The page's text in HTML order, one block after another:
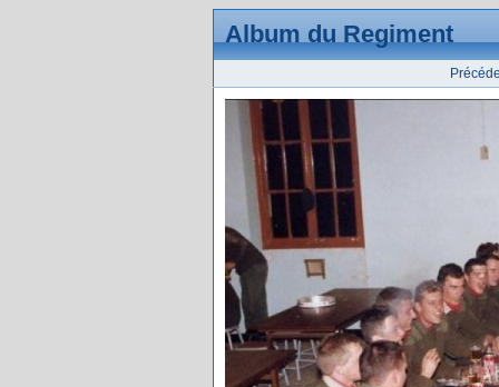
Album du Regiment